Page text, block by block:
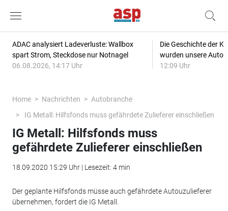
ADAC analysiert Ladeverluste: Wallbox
spart Strom, Steckdose nur Notnagel
06.08.2026, 14:17 Uhr
Die Geschichte der
wurden unsere
12:09 Uhr
Home Nachrichten
Autobranche
IG Metall: Hilfsfonds muss gefährdete Zulieferer einschließen
IG Metall: Hilfsfonds muss
gefährdete Zulieferer einschließen
18.09.2020 15:29 Uhr | Lesezeit: 4 min
Der geplante Hilfsfonds müsse auch gefährdete Autouzulieferer
übernehmen, fordert die IG Metall.